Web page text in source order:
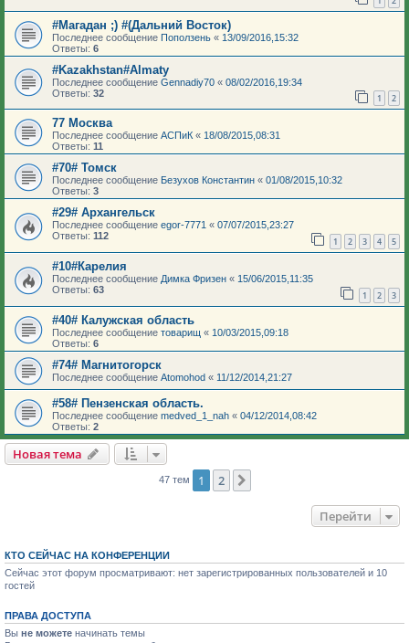
#Магадан ;) #(Дальний Восток)
Последнее сообщение Поползень « 13/09/2016,15:32
Ответы: 6
#Kazakhstan#Almaty
Последнее сообщение Gennadiy70 « 08/02/2016,19:34
Ответы: 32 1 2
77 Москва
Последнее сообщение АСПиК« 18/08/2015,08:31
Ответы: 11
#70# Томск
Последнее сообщение Безухов Константин « 01/08/2015,10:32
Ответы: 3
#29# Архангельск
Последнее сообщение egor-7771 « 07/07/2015,23:27
Ответы: 112 1 2 3 4 5
#10#Карелия
Последнее сообщение Димка Фризен « 15/06/2015,11:35
Ответы: 63 1 2 3
#40# Калужская область
Последнее сообщение товарищ « 10/03/2015,09:18
Ответы: 6
#74# Магнитогорск
Последнее сообщение Atomohod « 11/12/2014,21:27
#58# Пензенская область.
Последнее сообщение medved_1_nah « 04/12/2014,08:42
Ответы: 2
Новая тема
47 тем 1 2
Перейти
КТО СЕЙЧАС НА КОНФЕРЕНЦИИ
Сейчас этот форум просматривают: нет зарегистрированных пользователей и 10
гостей
ПРАВА ДОСТУПА
Вы не можете начинать темы